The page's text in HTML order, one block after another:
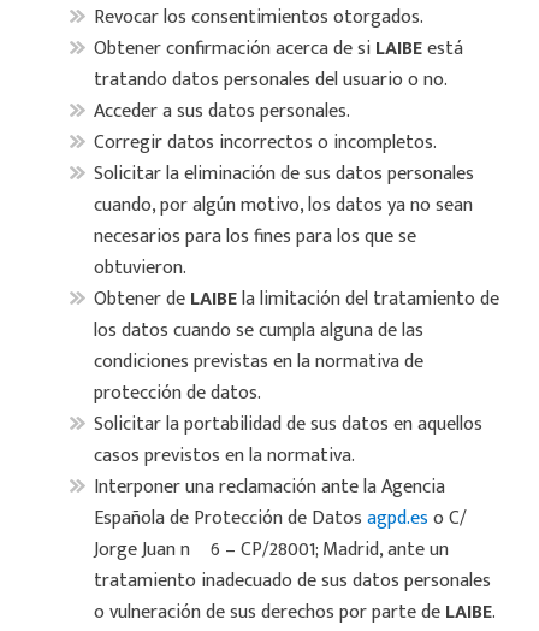
Revocar los consentimientos otorgados.
Obtener confirmación acerca de siLAIBEestá
tratando datos personales del usuario o no.
Acceder a sus datos personales.
Corregir datos incorrectos o incompletos.
Solicitar la eliminación de sus datos personales
cuando, por algún motivo, los datos ya no sean
necesarios para los fines para los que se
obtuvieron.
Obtener deLAIBEla limitación del tratamiento de
los datos cuando se cumpla alguna de las
condiciones previstas en la normativa de
protección de datos.
Solicitar la portabilidad de sus datos en aquellos
casos previstos en la normativa.
Interponer una reclamación ante la Agencia
Española de Protección de Datosagpd.eso C/
Jorge Juan nº 6 – CP/28001; Madrid, ante un
tratamiento inadecuado de sus datos personales
o vulneración de sus derechos por parte deLAIBE.